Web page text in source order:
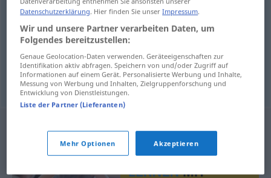
trennen razdvajati
absondern razdvajati
spalten razdvajati
Datenschutzerklärung. Hier finden Sie unserImpressum.
Wir und unsere Partner verarbeiten Daten, um
Folgendes bereitzustellen:
Genaue Geolocation-Daten verwenden. Geräteeigenschaften zur
Identifikation aktiv abfragen. Speichern von und/oder Zugriff auf
Informationen auf einem Gerät. Personalisierte Werbung und Inhalte,
Messung von Werbung und Inhalten, Zielgruppenforschung und
Entwicklung von Dienstleistungen.
Liste der Partner (Lieferanten)
Mehr Optionen Akzeptieren